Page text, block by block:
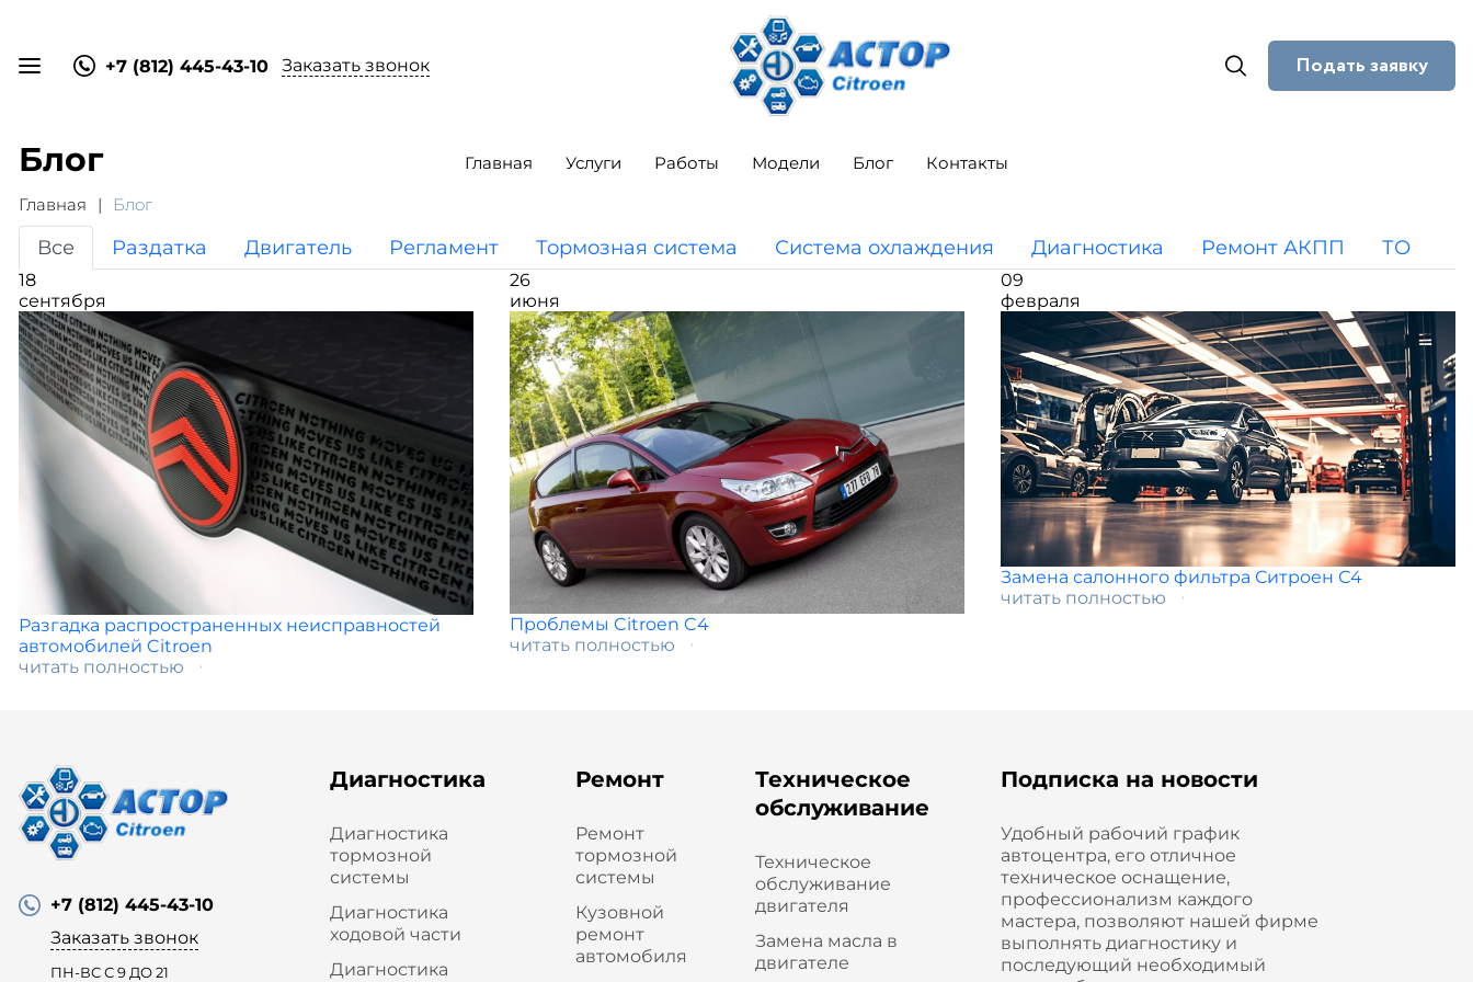
+7 (812) 445-43-10 Заказать звонок Подать заявку
Главная Услуги Работы Модели Блог Контакты
Блог
Главная Блог
Все Раздатка Двигатель Регламент Тормозная система Система охлаждения Диагностика Ремонт АКПП ТО
18
сентября
Разгадка распространенных неисправностей
автомобилей Citroen
читать полностью
26
июня
Проблемы Citroen C4
читать полностью
09
февраля
Замена салонного фильтра Ситроен С4
читать полностью
+7 (812) 445-43-10
Заказать звонок
ПН-ВС С 9 ДО 21
Диагностика
Диагностика
тормозной
системы
Диагностика
ходовой части
Диагностика
Ремонт
Ремонт
тормозной
системы
Кузовной
ремонт
автомобиля
Техническое
обслуживание
Техническое
обслуживание
двигателя
Замена масла в
двигателе
Подписка на новости
Удобный рабочий график
автоцентра, его отличное
техническое оснащение,
профессионализм каждого
мастера, позволяют нашей фирме
выполнять диагностику и
последующий необходимый